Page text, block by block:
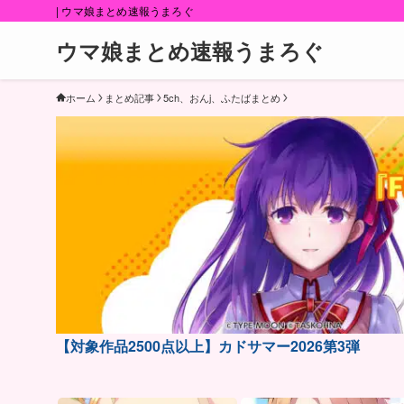
| ウマ娘まとめ速報うまろぐ
ウマ娘まとめ速報うまろぐ
ホーム まとめ記事 5ch、おんj、ふたばまとめ
【対象作品2500点以上】カドサマー2026第3弾